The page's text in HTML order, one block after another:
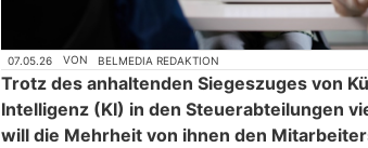
07.05.26 VON BELMEDIA REDAKTION
Trotz des anhaltenden Siegeszuges von
Intelligenz (KI) in den Steuerabteilungen
will die Mehrheit von ihnen den